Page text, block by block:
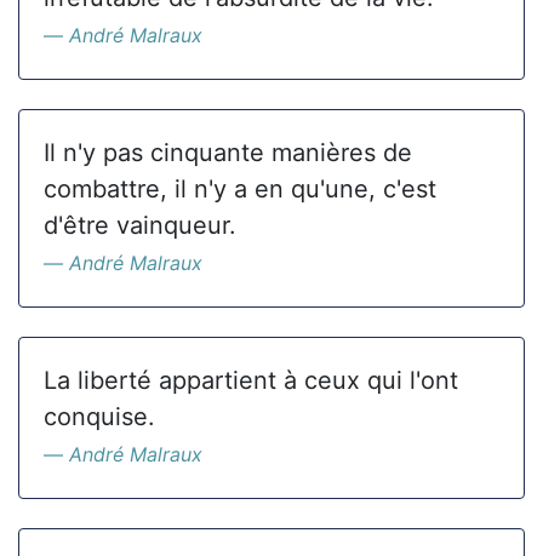
André Malraux
Il n'y pas cinquante manières de
combattre, il n'y a en qu'une, c'est
d'être vainqueur.
André Malraux
La liberté appartient à ceux qui l'ont
conquise.
André Malraux